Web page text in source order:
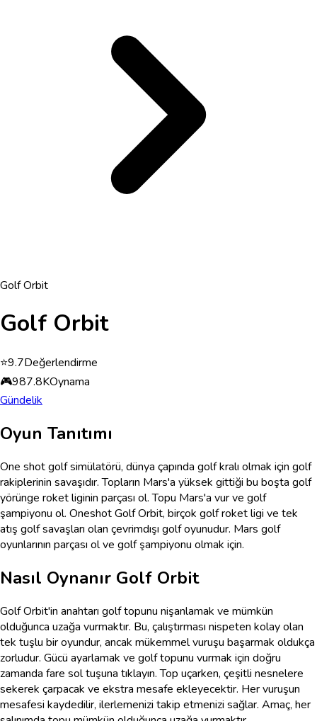
Golf Orbit
Golf Orbit
⭐9.7Değerlendirme
🎮987.8KOynama
Gündelik
Oyun Tanıtımı
One shot golf simülatörü, dünya çapında golf kralı olmak için golf
rakiplerinin savaşıdır. Topların Mars'a yüksek gittiği bu boşta golf
yörünge roket liginin parçası ol. Topu Mars'a vur ve golf
şampiyonu ol. Oneshot Golf Orbit, birçok golf roket ligi ve tek
atış golf savaşları olan çevrimdışı golf oyunudur. Mars golf
oyunlarının parçası ol ve golf şampiyonu olmak için.
Nasıl Oynanır Golf Orbit
Golf Orbit'in anahtarı golf topunu nişanlamak ve mümkün
olduğunca uzağa vurmaktır. Bu, çalıştırması nispeten kolay olan
tek tuşlu bir oyundur, ancak mükemmel vuruşu başarmak oldukça
zorludur. Gücü ayarlamak ve golf topunu vurmak için doğru
zamanda fare sol tuşuna tıklayın. Top uçarken, çeşitli nesnelere
sekerek çarpacak ve ekstra mesafe ekleyecektir. Her vuruşun
mesafesi kaydedilir, ilerlemenizi takip etmenizi sağlar. Amaç, her